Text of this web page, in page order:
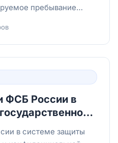
пребывание
ФСБ России в
в системе защиты